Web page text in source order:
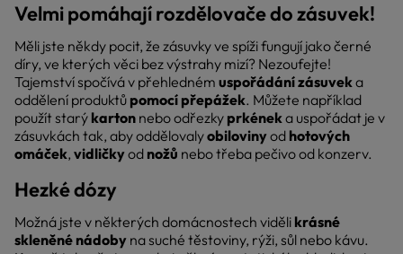
Velmi pomáhají rozdělovače do zásuvek!
Měli jste někdy pocit, že zásuvky ve spíži fungují jako černé
díry, ve kterých věci bez výstrahy mizí? Nezoufejte!
Tajemství spočívá v přehledném uspořádání zásuveka
oddělení produktů pomocí přepážek. Můžete například
použít starý karton nebo odřezky prkéneka uspořádat je v
zásuvkách tak, aby oddělovalyobilovinyod hotových
omáček, vidličkyod nožů nebo třeba pečivo od konzerv.
Hezké dózy
Možná jste v některých domácnostech viděli krásné
skleněné nádoby na suché těstoviny, rýži, sůl nebo kávu.